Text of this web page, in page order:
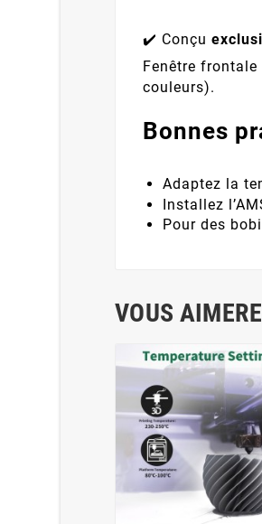
✔️ Conçu
Fenêtre
couleurs).
Bonnes
Adaptez la
Installez
Pour des
VOUS